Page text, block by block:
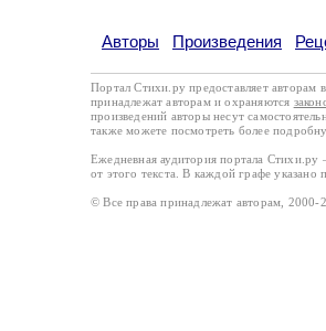
Авторы Произведения
Портал Стихи.ру предоставляет авторам
принадлежат авторам и охраняются
произведений авторы несут
также можете посмотреть более
Ежедневная аудитория портала
от этого текста. В каждой графе указано
© Все права принадлежат авторам,